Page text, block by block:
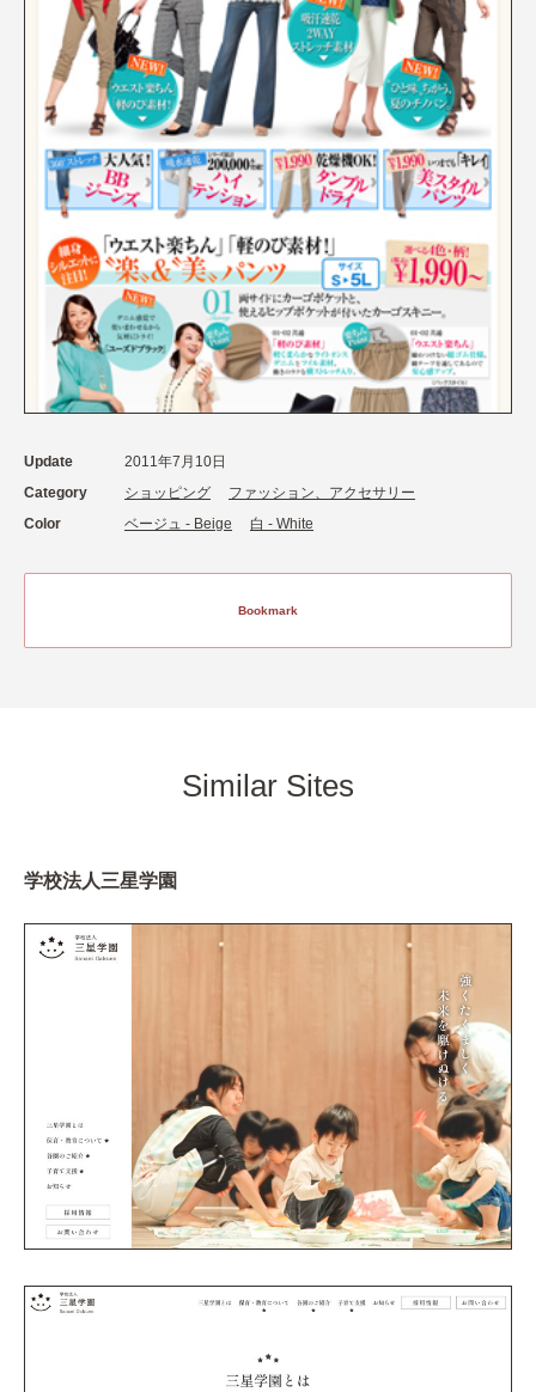
Update
2011年7月10日
Category
ショッピング
ファッション、アクセサリー
Color
ベージュ - Beige 白 - White
Bookmark
Similar Sites
学校法人三星学園